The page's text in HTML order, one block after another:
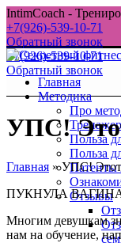
IntimCoach -
+7(926)-539-10-71
Обратный звонок
+7(926)-539-10-71
Обратный звонок
Главная
Методика
Про
Польза
Польза
Патенты
Отзывы
УПС!
Главная »УПС! Этот
ПУКНУЛА
Многим девушкам
нам на обучение,